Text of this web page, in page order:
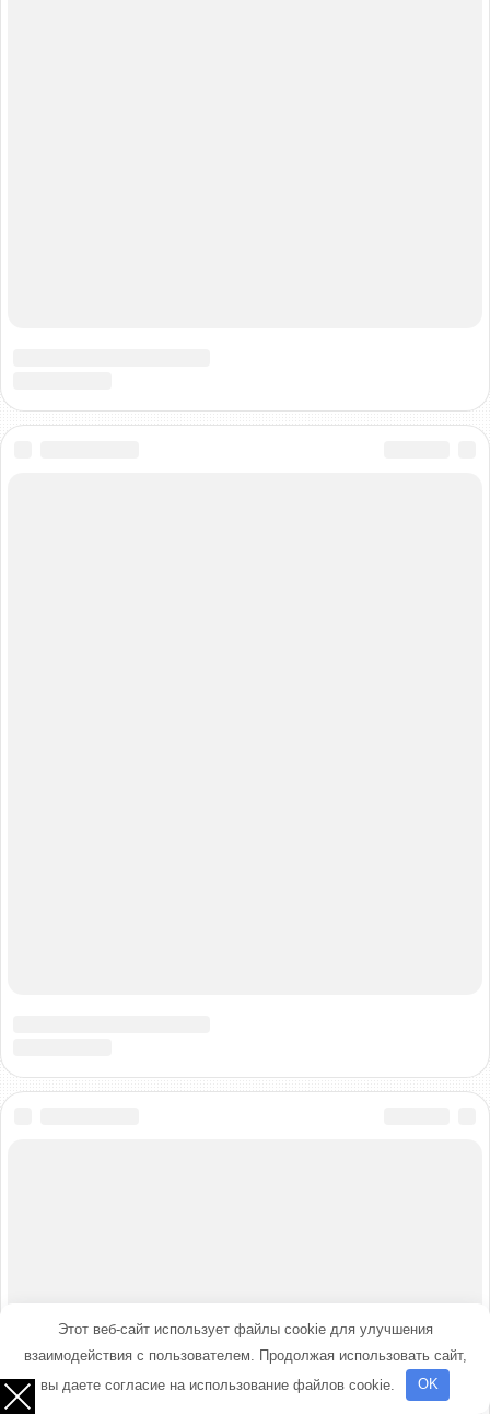
Этот веб-сайт использует файлы cookie для улучшения
взаимодействия с пользователем. Продолжая использовать сайт,
вы даете согласие на использование файлов cookie.
OK